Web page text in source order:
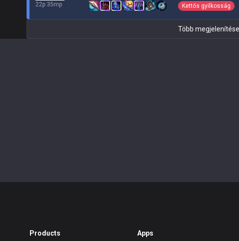
22p 35mp
Kettős gyilkosság
Több megjelenítése
Products Apps